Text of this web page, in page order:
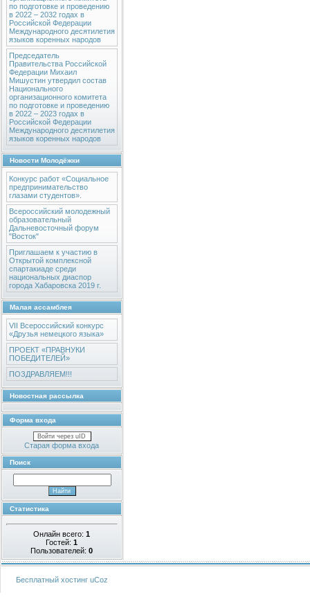
по подготовке и проведению
в 2022 – 2032 годах в
Российской Федерации
Международного десятилетия
языков коренных народов
Председатель
Правительства Российской
Федерации Михаил
Мишустин утвердил состав
Национального
организационного комитета
по подготовке и проведению
в 2022 – 2023 годах в
Российской Федерации
Международного десятилетия
языков коренных народов
Новости Молодёжки
Конкурс работ «Социальное
предпринимательство
глазами студентов».
Всероссийский молодежный
образовательный
Дальневосточный форум
"Восток"
Приглашаем к участию в
Открытой комплексной
спартакиаде среди
национальных диаспор
города Хабаровска 2019 г.
Малая ассамблея
VII Всероссийский конкурс
«Друзья немецкого языка»
ПРОЕКТ «ПРАВНУКИ
ПОБЕДИТЕЛЕЙ»
ПОЗДРАВЛЯЕМ!!!
Новостная рассылка
Форма входа
Войти через uID
Старая форма входа
Поиск
Статистика
Онлайн всего:1
Гостей:1
Пользователей:0
Бесплатный хостинг uCoz